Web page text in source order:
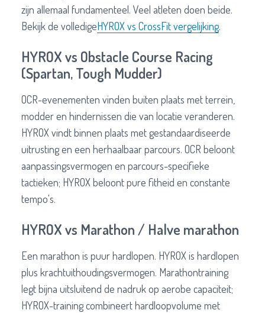
zijn allemaal fundamenteel. Veel atleten doen beide.
Bekijk de volledigeHYROX vs CrossFit vergelijking.
HYROX vs Obstacle Course Racing
(Spartan, Tough Mudder)
OCR-evenementen vinden buiten plaats met terrein,
modder en hindernissen die van locatie veranderen.
HYROX vindt binnen plaats met gestandaardiseerde
uitrusting en een herhaalbaar parcours. OCR beloont
aanpassingsvermogen en parcours-specifieke
tactieken; HYROX beloont pure fitheid en constante
tempo's.
HYROX vs Marathon / Halve marathon
Een marathon is puur hardlopen. HYROX is hardlopen
plus krachtuithoudingsvermogen. Marathontraining
legt bijna uitsluitend de nadruk op aerobe capaciteit;
HYROX-training combineert hardloopvolume met